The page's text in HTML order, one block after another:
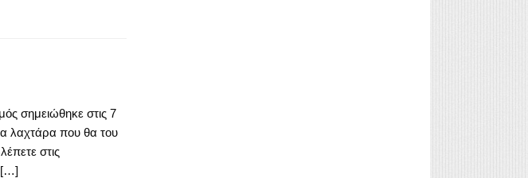
σημειώθηκε στις 7
λαχτάρα που θα του
στις
[…]